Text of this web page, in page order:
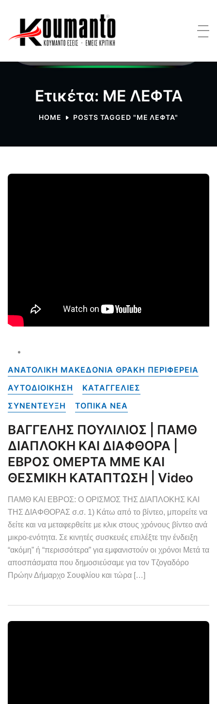
Ετικέτα: ΜΕ ΛΕΦΤΑ
HOME POSTS TAGGED "ΜΕ ΛΕΦΤΑ"
ΑΝΑΤΟΛΙΚΗ ΜΑΚΕΔΟΝΙΑ ΘΡΑΚΗ ΠΕΡΙΦΕΡΕΙΑ
ΑΥΤΟΔΙΟΙΚΗΣΗ
ΚΑΤΑΓΓΕΛΙΕΣ
ΣΥΝΕΝΤΕΥΞΗ
ΤΟΠΙΚΑ NEA
ΒΑΓΓΕΛΗΣ ΠΟΥΛΙΛΙΟΣ | ΠΑΜΘ
ΔΙΑΠΛΟΚΗ ΚΑΙ ΔΙΑΦΘΟΡΑ |
ΕΒΡΟΣ ΟΜΕΡΤΑ ΜΜΕ ΚΑΙ
ΘΕΣΜΙΚΗ ΚΑΤΑΠΤΩΣΗ | Video
ΠΑΜΘ ΚΑΙ ΕΒΡΟΣ: Ο ΟΡΙΣΜΟΣ ΤΗΣ ΔΙΑΠΛΟΚΗΣ ΚΑΙ
ΤΗΣ ΔΙΑΦΘΟΡΑΣ σ.σ. 1) Κάτω από το βίντεο, μπορείτε να
δείτε και να μεταφερθείτε με κλικ στους χρόνους βίντεο ανά
μικρο-ενότητα. Σε κινητές συσκευές επιλέξτε την ένδειξη
“ακόμη” ή “περισσότερα” για εμφανιστούν οι χρόνοι Μετά τα
αποσπάσματα που δημοσιεύσαμε για τον Τζογαδόρο
Πρώην Δήμαρχο Σουφλίου και τώρα […]